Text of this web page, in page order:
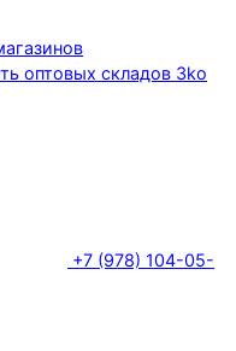
+7 (978) 104-05-